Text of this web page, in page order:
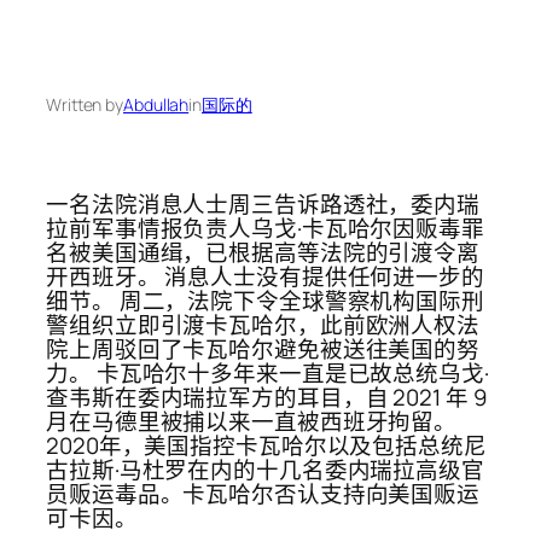
Written byAbdullahin国际的
一名法院消息人士周三告诉路透社，委内瑞
拉前军事情报负责人乌戈·卡瓦哈尔因贩毒罪
名被美国通缉，已根据高等法院的引渡令离
开西班牙。 消息人士没有提供任何进一步的
细节。 周二，法院下令全球警察机构国际刑
警组织立即引渡卡瓦哈尔，此前欧洲人权法
院上周驳回了卡瓦哈尔避免被送往美国的努
力。 卡瓦哈尔十多年来一直是已故总统乌戈·
查韦斯在委内瑞拉军方的耳目，自 2021 年 9
月在马德里被捕以来一直被西班牙拘留。
2020年，美国指控卡瓦哈尔以及包括总统尼
古拉斯·马杜罗在内的十几名委内瑞拉高级官
员贩运毒品。卡瓦哈尔否认支持向美国贩运
可卡因。